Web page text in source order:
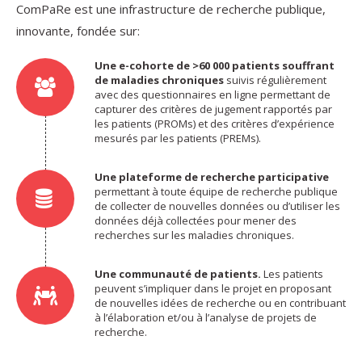
ComPaRe est une infrastructure de recherche publique,
innovante, fondée sur:
Une e-cohorte de >60 000 patients souffrant
de maladies chroniques suivis régulièrement
avec des questionnaires en ligne permettant de
capturer des critères de jugement rapportés par
les patients (PROMs) et des critères d’expérience
mesurés par les patients (PREMs).
Une plateforme de recherche participative
permettant à toute équipe de recherche publique
de collecter de nouvelles données ou d’utiliser les
données déjà collectées pour mener des
recherches sur les maladies chroniques.
Une communauté de patients. Les patients
peuvent s’impliquer dans le projet en proposant
de nouvelles idées de recherche ou en contribuant
à l’élaboration et/ou à l’analyse de projets de
recherche.